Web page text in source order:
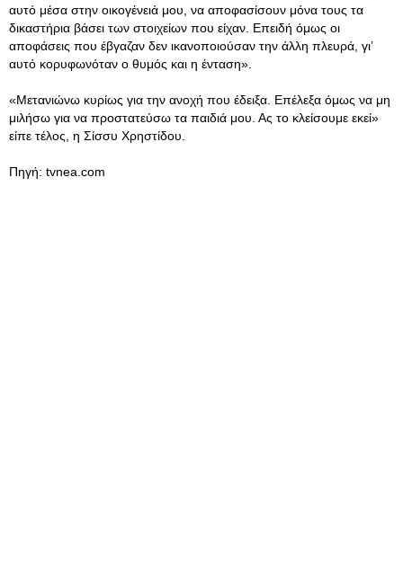
αυτό μέσα στην οικογένειά μου, να αποφασίσουν μόνα τους τα
δικαστήρια βάσει των στοιχείων που είχαν. Επειδή όμως οι
αποφάσεις που έβγαζαν δεν ικανοποιούσαν την άλλη πλευρά, γι’
αυτό κορυφωνόταν ο θυμός και η ένταση».
«Μετανιώνω κυρίως για την ανοχή που έδειξα. Επέλεξα όμως να μη
μιλήσω για να προστατεύσω τα παιδιά μου. Ας το κλείσουμε εκεί»
είπε τέλος, η Σίσσυ Χρηστίδου.
Πηγή: tvnea.com